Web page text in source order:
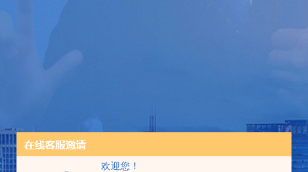
欢迎您！